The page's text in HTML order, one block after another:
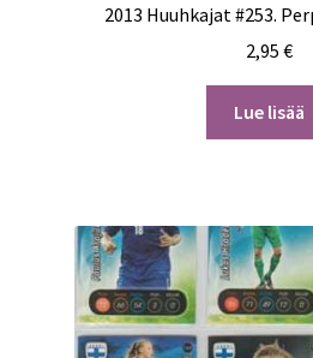
2013 Huuhkajat #253.
2,95 €
Lue lisää